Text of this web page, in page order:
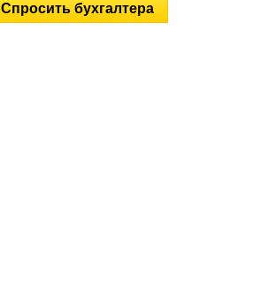
Спросить бухгалтера